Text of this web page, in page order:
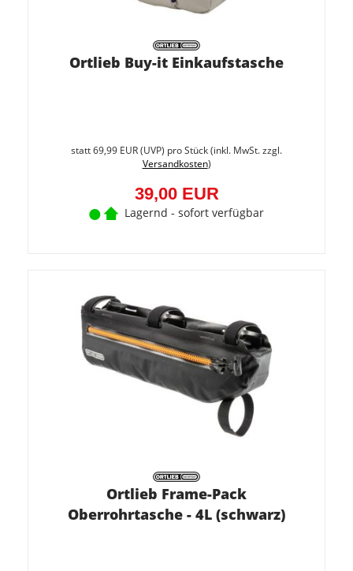
Ortlieb Buy-it Einkaufstasche
statt69,99 EUR(UVP) pro Stück (inkl. MwSt. zzgl.
Versandkosten)
39,00 EUR
Lagernd - sofort verfügbar
Ortlieb Frame-Pack
Oberrohrtasche - 4L (schwarz)